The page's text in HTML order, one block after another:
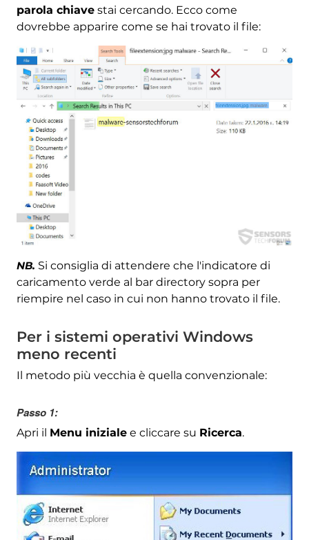
parola chiavestai cercando. Ecco come
dovrebbe apparire come se hai trovato il file:
NB. Si consiglia di attendere che l'indicatore di
caricamento verde al bar directory sopra per
riempire nel caso in cui non hanno trovato il file.
Per i sistemi operativi Windows
meno recenti
Il metodo più vecchia è quella convenzionale:
Passo 1:
Apri il Menu inizialee cliccare su Ricerca.